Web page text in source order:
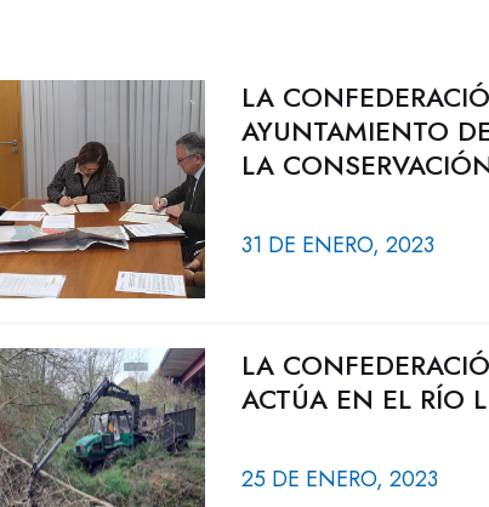
LA
AYUNTAMIENTO
LA
31 DE ENERO, 2023
LA
ACTÚA EN EL RÍO
25 DE ENERO, 2023